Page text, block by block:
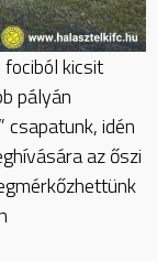
kicsit
pályán
idén
az őszi